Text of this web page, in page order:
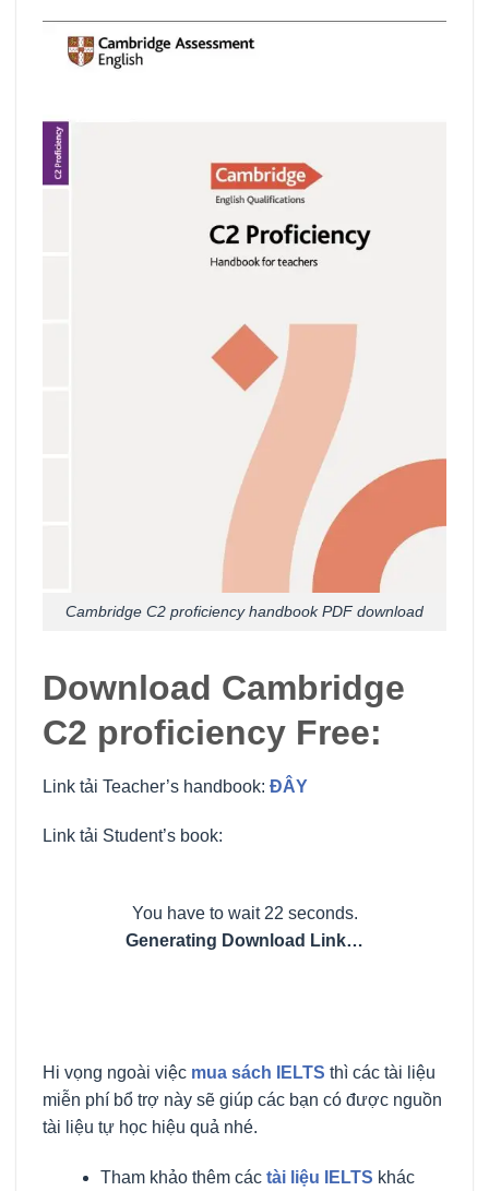
Cambridge C2 proficiency handbook PDF download
Download Cambridge
C2 proficiency Free:
Link tải Teacher’s handbook: ĐÂY
Link tải Student’s book:
You have to wait 21 seconds.
Generating Download Link…
Hi vọng ngoài việc mua sách IELTS thì các tài liệu
miễn phí bổ trợ này sẽ giúp các bạn có được nguồn
tài liệu tự học hiệu quả nhé.
Tham khảo thêm các tài liệu IELTS khác